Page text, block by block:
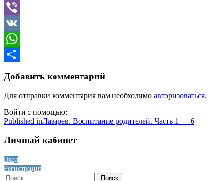
Telegram
Viber
VK
WhatsApp
Добавить комментарий
Для отправки комментария вам необходимо авторизоваться.
Войти с помощью:
Навигация
по
Published inЛазарев. Воспитание родителей. Часть 1 — 6
Личный кабинет
Вход
Регистрация
Найти: